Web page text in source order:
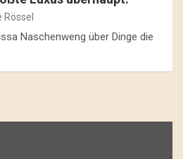
Naschenweng über Dinge die